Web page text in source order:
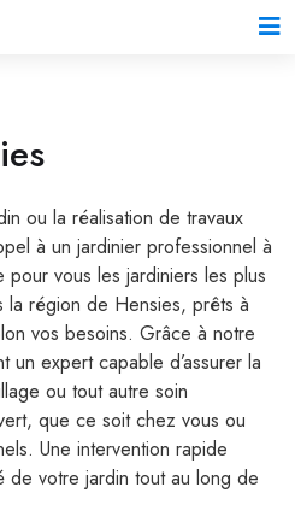
ou la réalisation de travaux
à un jardinier professionnel à
vous les jardiniers les plus
la région de Hensies, prêts à
vos besoins. Grâce à notre
un expert capable d’assurer la
ou tout autre soin
que ce soit chez vous ou
Une intervention rapide
de votre jardin tout au long de